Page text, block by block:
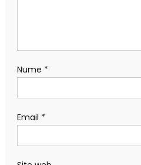
Nume *
Email *